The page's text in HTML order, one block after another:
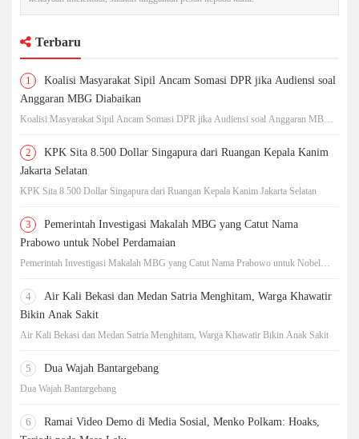
Terbaru
1
Koalisi Masyarakat Sipil Ancam Somasi DPR jika Audiensi soal
Anggaran MBG Diabaikan
Koalisi Masyarakat Sipil Ancam Somasi DPR jika Audiensi soal Anggaran MBG
2
KPK Sita 8.500 Dollar Singapura dari Ruangan Kepala Kanim
Jakarta Selatan
KPK Sita 8.500 Dollar Singapura dari Ruangan Kepala Kanim Jakarta Selatan
3
Pemerintah Investigasi Makalah MBG yang Catut Nama
Prabowo untuk Nobel Perdamaian
Pemerintah Investigasi Makalah MBG yang Catut Nama Prabowo untuk Nobel
4
Air Kali Bekasi dan Medan Satria Menghitam, Warga Khawatir
Bikin Anak Sakit
Air Kali Bekasi dan Medan Satria Menghitam, Warga Khawatir Bikin Anak Sakit
5 Dua Wajah Bantargebang
Dua Wajah Bantargebang
6
Ramai Video Demo di Media Sosial, Menko Polkam: Hoaks,